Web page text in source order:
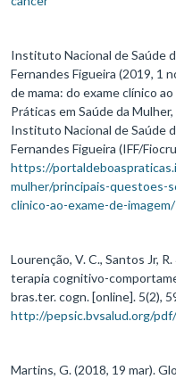
Instituto Nacional de Saúde
Fernandes Figueira (2019, 1
de mama: do exame clínico
Práticas em Saúde da
Instituto Nacional de Saúde
Fernandes Figueira (IFF/
https://
mulher/principais-questoes-
clinico-ao-exame-de-imagem/
Lourenção, V. C., Santos Jr,
terapia cognitivo-
bras.ter. cogn. [online]. 5(2),
http://pepsic.bvsalud.org/
Martins, G. (2018, 19 mar).